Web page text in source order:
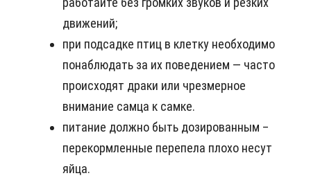
движений;
при подсадке птиц в клетку необходимо
понаблюдать за их поведением — часто
происходят драки или чрезмерное
внимание самца к самке.
питание должно быть дозированным –
перекормленные перепела плохо несут
яйца.